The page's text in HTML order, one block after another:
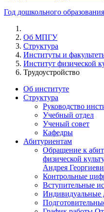
Год дошкольного образования
Об МПГУ
Структура
Институты и
Институт физической
Трудоустройство
Об институте
Структура
Руководство
Учебный отдел
Ученый совет
Кафедры
Абитуриентам
Обращение к
физической
Андрея
Контрольные
Вступительные
Индивидуальные